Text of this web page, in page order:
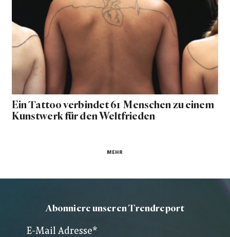
Ein Tattoo verbindet 61 Menschen zu einem
Kunstwerk für den Weltfrieden
MEHR
Abonniere unseren Trendreport
E-Mail Adresse*